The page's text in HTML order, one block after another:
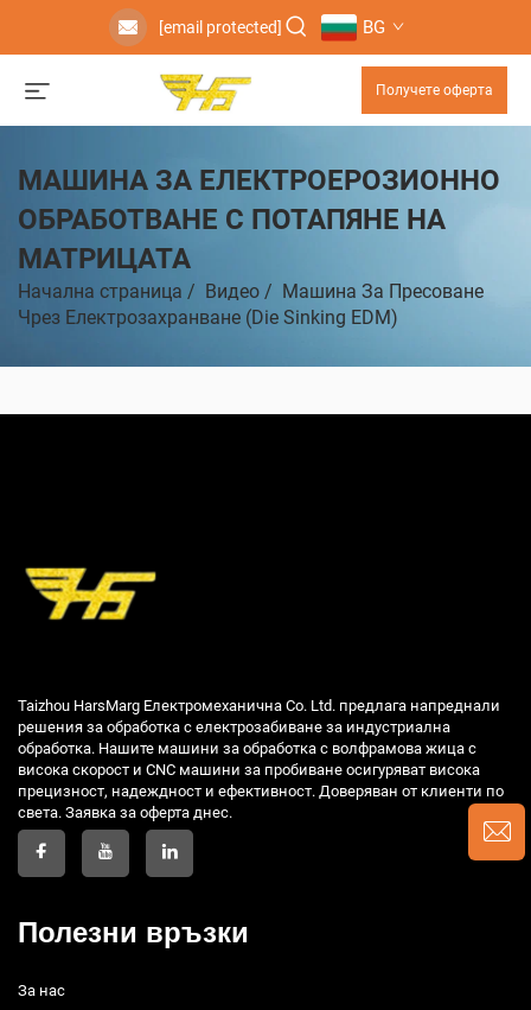
[email protected] BG
Получете оферта
МАШИНА ЗА ЕЛЕКТРОЕРОЗИОННО
ОБРАБОТВАНЕ С ПОТАПЯНЕ НА
МАТРИЦАТА
Начална страница / Видео / Машина За Пресоване
Чрез Електрозахранване (Die Sinking EDM)
Taizhou HarsMarg Електромеханична Co. Ltd. предлага напреднали
решения за обработка с електрозабиване за индустриална
обработка. Нашите машини за обработка с волфрамова жица с
висока скорост и CNC машини за пробиване осигуряват висока
прецизност, надеждност и ефективност. Доверяван от клиенти по
света. Заявка за оферта днес.
Полезни връзки
За нас